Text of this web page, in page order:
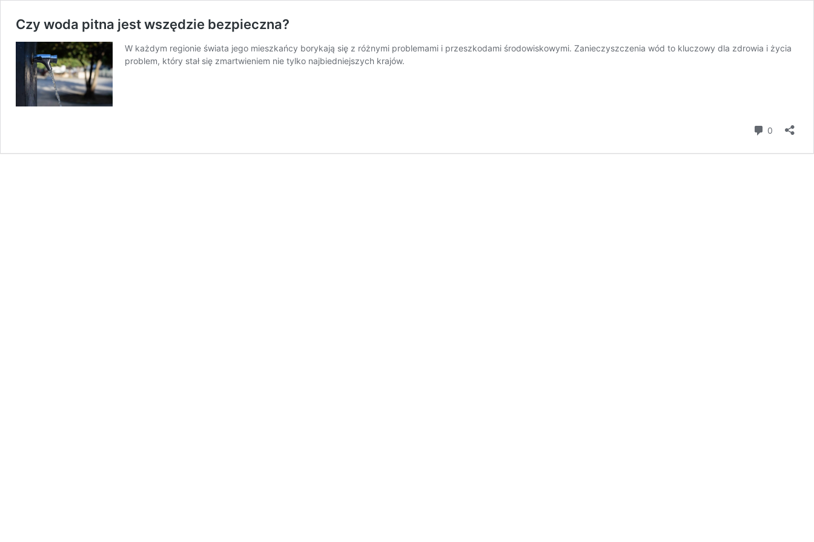
Czy woda pitna jest wszędzie bezpieczna?
W każdym regionie świata jego mieszkańcy borykają się z różnymi problemami i przeszkodami środowiskowymi. Zanieczyszczenia wód to kluczowy dla zdrowia i życia
problem, który stał się zmartwieniem nie tylko najbiedniejszych krajów.
0